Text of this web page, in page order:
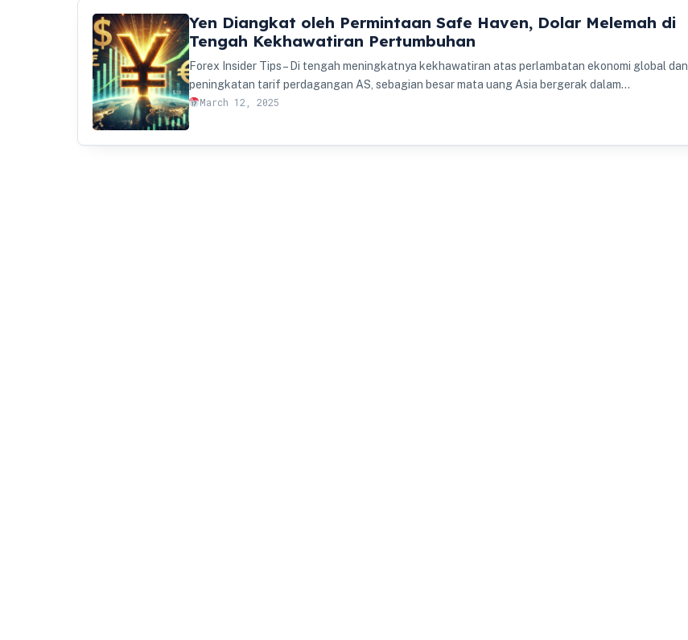
Yen Diangkat oleh Permintaan Safe Haven, Dolar Melemah di
Tengah Kekhawatiran Pertumbuhan
Forex Insider Tips – Di tengah meningkatnya kekhawatiran atas perlambatan ekonomi global dan
peningkatan tarif perdagangan AS, sebagian besar mata uang Asia bergerak dalam…
March 12, 2025